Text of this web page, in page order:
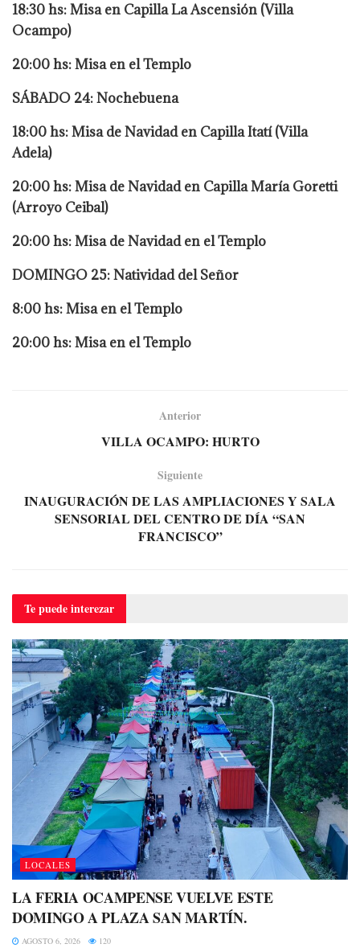
18:30 hs: Misa en Capilla La Ascensión (Villa
Ocampo)
20:00 hs: Misa en el Templo
SÁBADO 24: Nochebuena
18:00 hs: Misa de Navidad en Capilla Itatí (Villa
Adela)
20:00 hs: Misa de Navidad en Capilla María Goretti
(Arroyo Ceibal)
20:00 hs: Misa de Navidad en el Templo
DOMINGO 25: Natividad del Señor
8:00 hs: Misa en el Templo
20:00 hs: Misa en el Templo
Anterior
VILLA OCAMPO: HURTO
Siguiente
INAUGURACIÓN DE LAS AMPLIACIONES Y SALA
SENSORIAL DEL CENTRO DE DÍA “SAN
FRANCISCO”
Te puedeinterezar
LOCALES
LA FERIA OCAMPENSE VUELVE ESTE
DOMINGO A PLAZA SAN MARTÍN.
AGOSTO 6, 2026 120